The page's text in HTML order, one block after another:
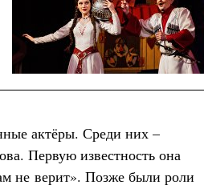
актёры. Среди них –
Первую известность она
не верит». Позже были роли